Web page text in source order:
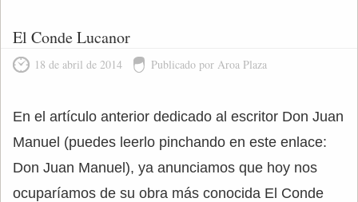
El Conde Lucanor
18 de abril de 2014 Publicado por Aroa Plaza
En el artículo anterior dedicado al escritor Don Juan
Manuel (puedes leerlo pinchando en este enlace:
Don Juan Manuel), ya anunciamos que hoy nos
ocuparíamos de su obra más conocida El Conde